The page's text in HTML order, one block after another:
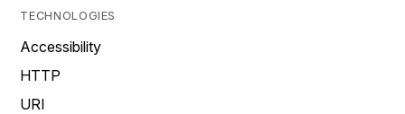
TECHNOLOGIES
Accessibility
HTTP
URI